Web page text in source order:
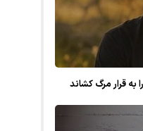
به قرار مرگ کشاند